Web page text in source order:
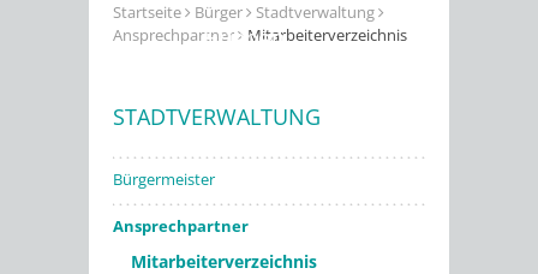
Erleben
Startseite Bürger
Stadtverwaltung
Ansprechpartner
Mitarbeiterverzeichnis
STADTVERWALTUNG
Bürgermeister
Ansprechpartner
Mitarbeiterverzeichnis